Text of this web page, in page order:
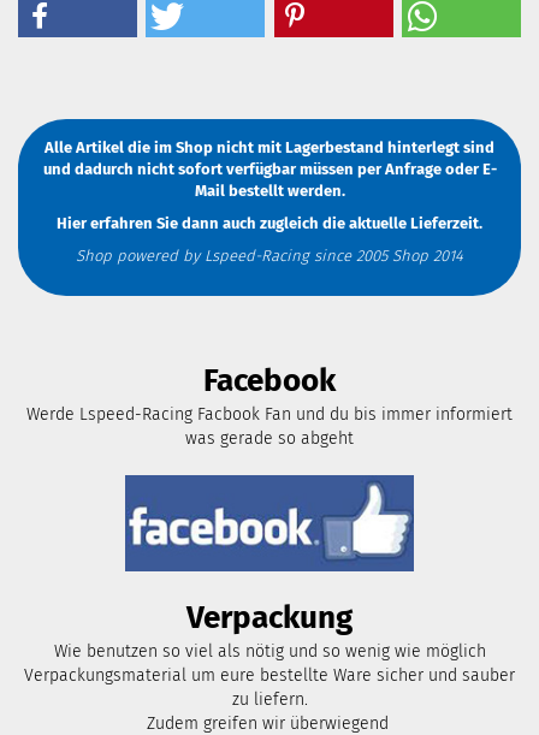
Alle Artikel die im Shop nicht mit Lagerbestand hinterlegt sind
und dadurch nicht sofort verfügbar müssen per AnfrageoderE-
Mailbestellt werden.
Hier erfahren Sie dann auch zugleich die aktuelle Lieferzeit.
Shop powered by Lspeed-Racing since 2005 Shop 2014
Facebook
Werde Lspeed-Racing Facbook Fan und du bis immer informiert
was gerade so abgeht
Verpackung
Wie benutzen so viel als nötig und so wenig wie möglich
Verpackungsmaterial um eure bestellte Ware sicher und sauber
zu liefern.
Zudem greifen wir überwiegend